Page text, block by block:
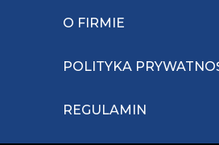
O FIRMIE
POLITYKA
REGULAMIN